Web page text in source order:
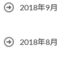
2018年9月
2018年8月